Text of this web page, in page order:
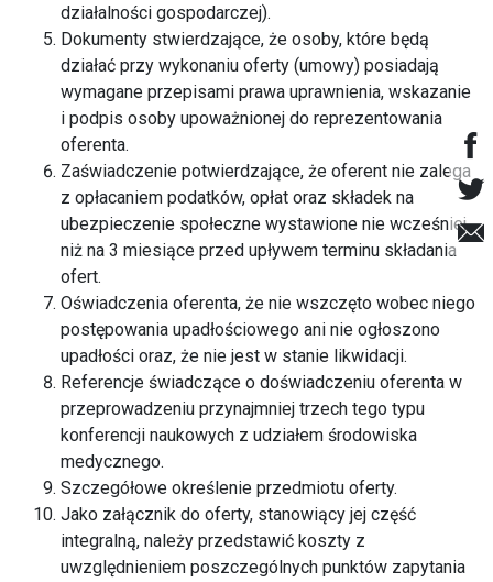
działalności gospodarczej).
Dokumenty stwierdzające, że osoby, które będą
działać przy wykonaniu oferty (umowy) posiadają
wymagane przepisami prawa uprawnienia, wskazanie
i podpis osoby upoważnionej do reprezentowania
oferenta.
Zaświadczenie potwierdzające, że oferent nie zalega
z opłacaniem podatków, opłat oraz składek na
ubezpieczenie społeczne wystawione nie wcześniej
niż na 3 miesiące przed upływem terminu składania
ofert.
Oświadczenia oferenta, że nie wszczęto wobec niego
postępowania upadłościowego ani nie ogłoszono
upadłości oraz, że nie jest w stanie likwidacji.
Referencje świadczące o doświadczeniu oferenta w
przeprowadzeniu przynajmniej trzech tego typu
konferencji naukowych z udziałem środowiska
medycznego.
Szczegółowe określenie przedmiotu oferty.
Jako załącznik do oferty, stanowiący jej część
integralną, należy przedstawić koszty z
uwzględnieniem poszczególnych punktów zapytania